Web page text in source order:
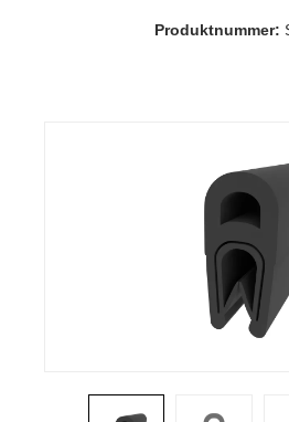
Produktnummer: